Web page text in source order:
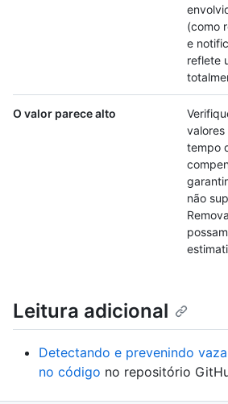
(como
e
reflete
O valor parece alto
tempo
não
Leitura adicional
Detectando e prevenindo
no código no repositório